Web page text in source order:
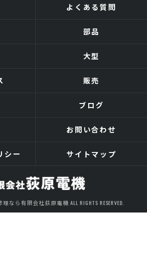
よくある質問
部品
大型
販売
ブログ
お問い合わせ
シー サイトマップ
なら有限会社荻原電機 ALL RIGHTS RESERVED.